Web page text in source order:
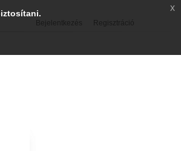
Bejelentkezés Regisztráció
x